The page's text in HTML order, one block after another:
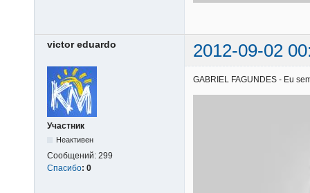
victor eduardo 2012-09-02
Участник
Неактивен
Сообщений: 299
Спасибо: 0
GABRIEL FAGUNDES - Eu